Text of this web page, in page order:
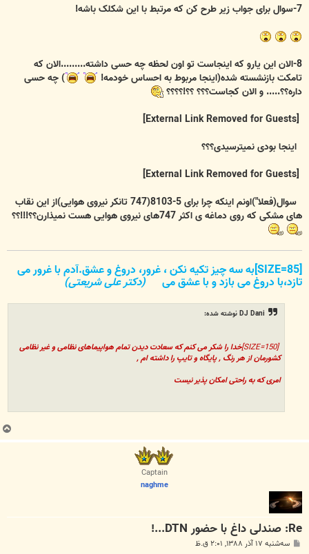
7-سوال برای جواب زیر طرح کن که مرتبط با این شکلک باشه!
8-الان این یارو که اینجاست تو اون لحظه چه حسی داشته.........الان که
تامکت بازنشسته شده(اینجا مربوط به احساس خودمه!
) چه حسی
داره؟؟..... و الان کجاست؟؟؟ ؟؟!؟؟؟؟
اینجا بودی نمیترسیدی؟؟؟
سوال(فعلا")اونم اینکه چرا برای 5-8103(747 تانکر نیروی هوایی)از این نقاب
های مشکی که روی دماغه ی اکثر 747های نیروی هوایی هست نمیذارن؟؟!!!؟؟
[SIZE=85]به سه چیز تکیه نکن ، غرور، دروغ و عشق.آدم با غرور می
تازد،با دروغ می بازد و با عشق می (دکتر علی شریعتی)
DJ Dani نوشته شده:
[SIZE=150]
خدا را شکر می کنم که سعادت دیدن تمام هواپیماهای نظامی و غیر نظامی
کشورمان از هر رنگ , پایگاه و تایپ را داشته ام ,
امری که به راحتی امکان پذیر نیست
ب
ا
Captain
naghme
Re: صندلی داغ با حضور DTN...!
پ سه‌شنبه ۱۷ آذر ۱۳۸۸, ۲:۰۱ ق.ظ